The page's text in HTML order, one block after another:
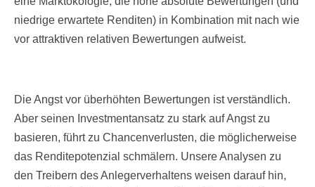
niedrige erwartete Renditen) in Kombination mit nach wie
vor attraktiven relativen Bewertungen aufweist.
Die Angst vor überhöhten Bewertungen ist verständlich.
Aber seinen Investmentansatz zu stark auf Angst zu
basieren, führt zu Chancenverlusten, die möglicherweise
das Renditepotenzial schmälern. Unsere Analysen zu
den Treibern des Anlegerverhaltens weisen darauf hin,